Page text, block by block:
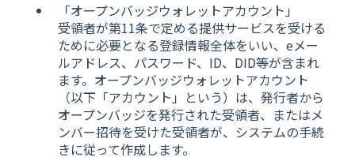
「オープンバッジウォレットアカウント」
受領者が第11条で定める提供サービスを受ける
ために必要となる登録情報全体をいい、eメー
ルアドレス、パスワード、ID、DID等が含まれ
ます。オープンバッジウォレットアカウント
（以下「アカウント」という）は、発行者から
オープンバッジを発行された受領者、またはメ
ンバー招待を受けた受領者が、システムの手続
きに従って作成します。